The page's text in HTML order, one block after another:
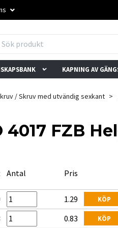
KAPNING AV
skruvar i små
Inget problem
användare
snabba
–
/ Skruv med utvändig sexkant
4017 FZB
Antal Pris
1.29 KÖP
0.83 KÖP